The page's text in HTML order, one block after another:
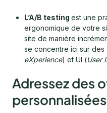
L’A/B testing est une
ergonomique de votre
site de manière
se concentre ici sur des
eXperience) et UI (User
Adressez des